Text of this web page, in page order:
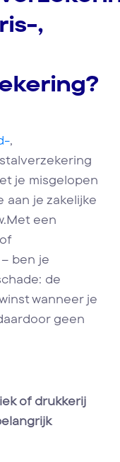
,
,
je misgelopen
aan je zakelijke
een
ben je
de
wanneer je
geen
of drukkerij